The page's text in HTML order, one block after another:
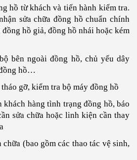
hồ từ khách và tiến hành kiểm tra.
sửa chữa đồng hồ chuẩn chính
hồ giả, đồng hồ nhái hoặc kém
bên ngoài đồng hồ, chủ yếu dây
hồ…
gỡ, kiểm tra bộ máy đồng hồ
hàng tình trạng đồng hồ, báo
sửa chữa hoặc linh kiện cần thay
chữa (bao gồm các thao tác vệ sinh,